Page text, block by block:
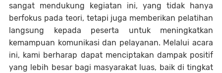
sangat mendukung kegiatan ini, yang tidak hanya
berfokus pada teori, tetapi juga memberikan pelatihan
langsung kepada peserta untuk meningkatkan
kemampuan komunikasi dan pelayanan. Melalui acara
ini, kami berharap dapat menciptakan dampak positif
yang lebih besar bagi masyarakat luas, baik di tingkat